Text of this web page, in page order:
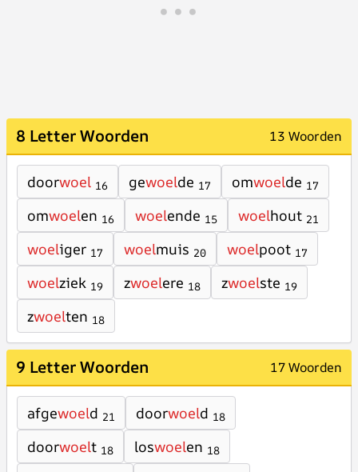
8 Letter Woorden 13 Woorden
doorwoel 16 gewoelde 17 omwoelde 17
omwoelen 16 woelende 15 woelhout 21
woeliger 17 woelmuis 20 woelpoot 17
woelziek 19 zwoelere 18 zwoelste 19
zwoelten 18
9 Letter Woorden 17 Woorden
afgewoeld 21 doorwoeld 18
doorwoelt 18 loswoelen 18